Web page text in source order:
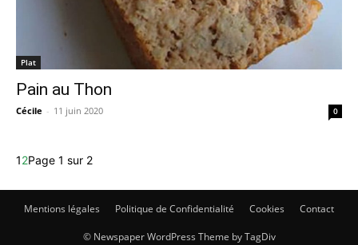
Plat
Pain au Thon
Cécile - 11 juin 2020 0
12Page 1 sur 2
Mentions légales Politique de Confidentialité Cookies Contact
© Newspaper WordPress Theme by TagDiv